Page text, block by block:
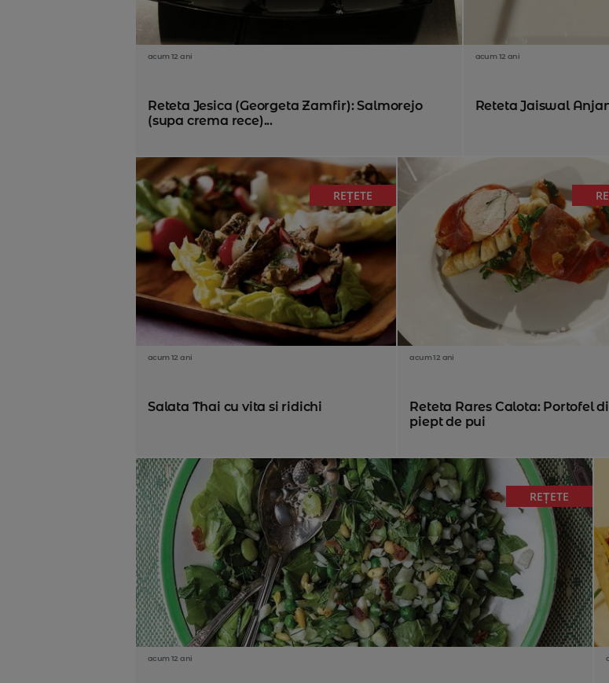
acum 12 ani
Reteta Jesica (Georgeta Zamfir): Salmorejo
(supa crema rece)...
acum 12 ani
Reteta Jaiswal
REȚETE
acum 12 ani
Salata Thai cu vita si ridichi
acum 12 ani
Reteta Rares Calota: Portofel
piept de pui
REȚETE
acum 12 ani